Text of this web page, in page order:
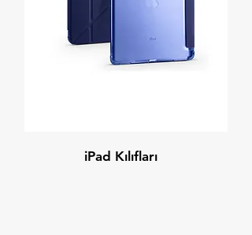
iPad Kılıfları